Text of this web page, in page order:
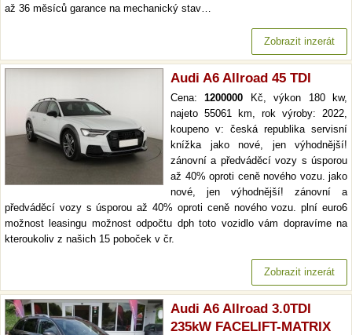
až 36 měsíců garance na mechanický stav…
Zobrazit inzerát
Audi A6 Allroad 45 TDI
Cena:1200000 Kč, výkon 180 kw,
najeto 55061 km, rok výroby: 2022,
koupeno v: česká republika servisní
knížka jako nové, jen výhodnější!
zánovní a předváděcí vozy s úsporou
až 40% oproti ceně nového vozu. jako
nové, jen výhodnější! zánovní a
předváděcí vozy s úsporou až 40% oproti ceně nového vozu. plní euro6
možnost leasingu možnost odpočtu dph toto vozidlo vám dopravíme na
kteroukoliv z našich 15 poboček v čr.
Zobrazit inzerát
Audi A6 Allroad 3.0TDI
235kW FACELIFT-MATRIX